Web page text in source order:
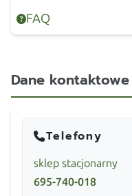
FAQ
Dane kontaktowe
Telefony
sklep stacjonarny
695-740-018